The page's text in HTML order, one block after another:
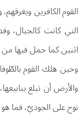
القوم الكافرين
التي كانت كالجبال،
اثنين كما حمل فيها
وحين هلك القوم
والأرض أن تبلع
نوح على الجوديّ، فما